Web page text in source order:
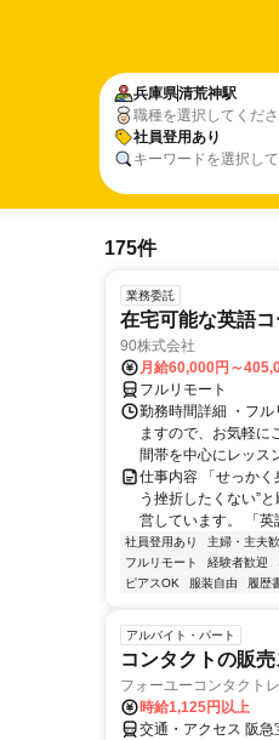
兵庫県清荒神駅
職種を選択してくだ
社員登用あり
キーワードを選択し
175件
業務委託
在宅可能な英語
90株式会社
月給60,000円～
フルリモート
勤務時間詳細 ・フ
ますので、お気軽に
間帯を中心にレッス
仕事内容 「せっかく
う挫折したくない”
営しています。 「
社員登用あり 主婦・主夫
フルリモート
経験者歓迎
ピアスOK
服装自由 履歴
アルバイト・パート
コンタクトの販
フォーユーコンタクト
時給1,125円以上
交通・アクセス 阪